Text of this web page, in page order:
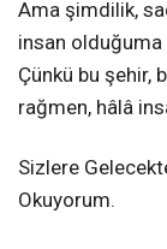
Ama şimdilik,
insan olduğuma
Çünkü bu şehir,
rağmen, hâlâ
Sizlere
Okuyorum.